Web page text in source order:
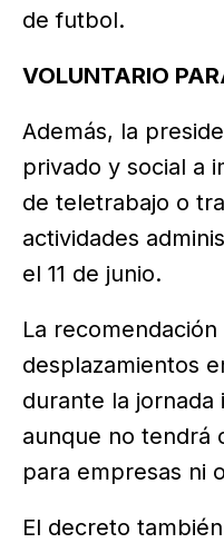
de futbol.
VOLUNTARIO
Además, la
privado y social a
de teletrabajo o
actividades
el 11 de junio.
La
desplazamientos
durante la jornada
aunque no tendrá
para empresas ni
El decreto